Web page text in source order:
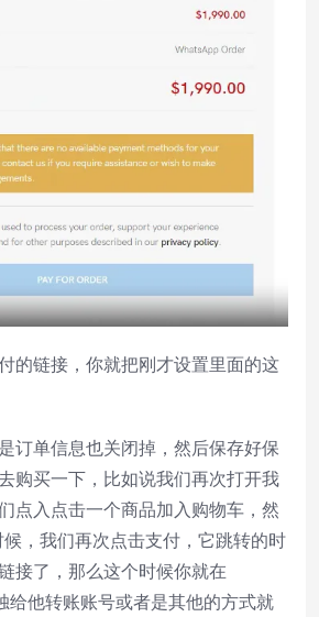
的链接，你就把刚才设置里面的这
订单信息也关闭掉，然后保存好保
购买一下，比如说我们再次打开我
点入点击一个商品加入购物车，然
，我们再次点击支付，它跳转的时
接了，那么这个时候你就在
他转账账号或者是其他的方式就